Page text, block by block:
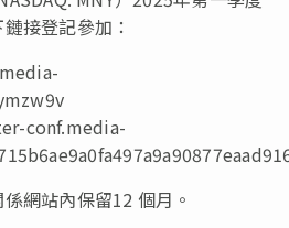
接登記參加：
conf.media-
網站內保留12 個月。